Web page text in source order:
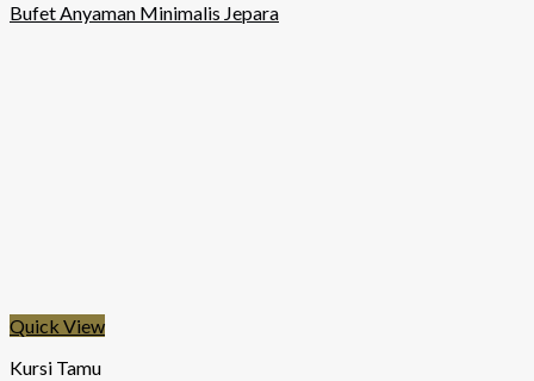
Bufet Anyaman Minimalis Jepara
Quick View
Kursi Tamu